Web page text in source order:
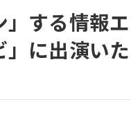
する情報
に出演い